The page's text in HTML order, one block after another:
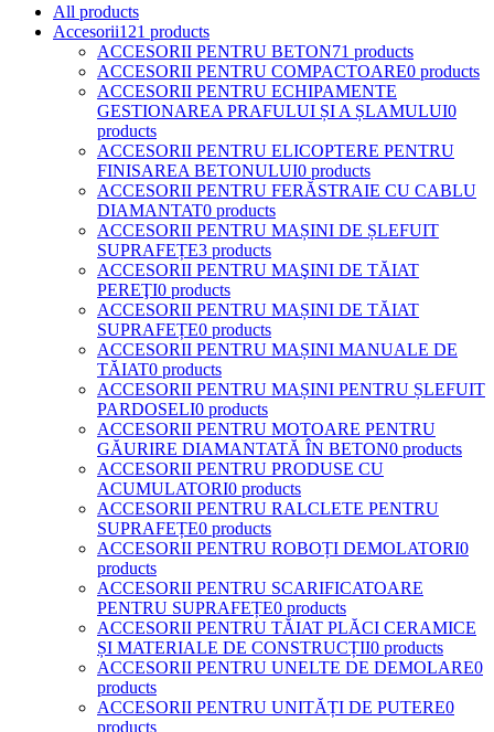
All products
Accesorii121 products
ACCESORII PENTRU BETON71 products
ACCESORII PENTRU COMPACTOARE0 products
ACCESORII PENTRU ECHIPAMENTE
GESTIONAREA PRAFULUI ȘI A ȘLAMULUI0
products
ACCESORII PENTRU ELICOPTERE PENTRU
FINISAREA BETONULUI0 products
ACCESORII PENTRU FERĂSTRAIE CU CABLU
DIAMANTAT0 products
ACCESORII PENTRU MAȘINI DE ȘLEFUIT
SUPRAFEȚE3 products
ACCESORII PENTRU MAŞINI DE TĂIAT
PEREŢI0 products
ACCESORII PENTRU MAȘINI DE TĂIAT
SUPRAFEȚE0 products
ACCESORII PENTRU MAȘINI MANUALE DE
TĂIAT0 products
ACCESORII PENTRU MAȘINI PENTRU ȘLEFUIT
PARDOSELI0 products
ACCESORII PENTRU MOTOARE PENTRU
GĂURIRE DIAMANTATĂ ÎN BETON0 products
ACCESORII PENTRU PRODUSE CU
ACUMULATORI0 products
ACCESORII PENTRU RALCLETE PENTRU
SUPRAFEȚE0 products
ACCESORII PENTRU ROBOȚI DEMOLATORI0
products
ACCESORII PENTRU SCARIFICATOARE
PENTRU SUPRAFEȚE0 products
ACCESORII PENTRU TĂIAT PLĂCI CERAMICE
ȘI MATERIALE DE CONSTRUCȚII0 products
ACCESORII PENTRU UNELTE DE DEMOLARE0
products
ACCESORII PENTRU UNITĂȚI DE PUTERE0
products